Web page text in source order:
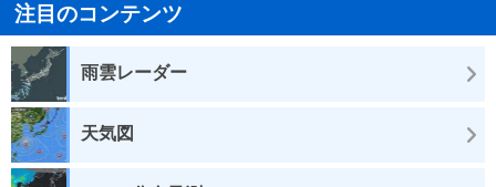
注目のコンテンツ
雨雲レーダー
天気図